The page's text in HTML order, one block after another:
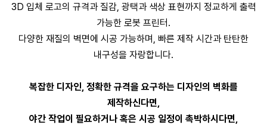
3D 입체 로고의 규격과 질감, 광택과 색상 표현까지 정교하게 출력
가능한 로봇 프린터.
다양한 재질의 벽면에 시공 가능하며, 빠른 제작 시간과 탄탄한
내구성을 자랑합니다.
복잡한 디자인, 정확한 규격을 요구하는 디자인의 벽화를
제작하신다면,
야간 작업이 필요하거나 혹은 시공 일정이 촉박하시다면,